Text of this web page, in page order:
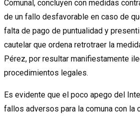
Comunal, concluyen con medidas
de un fallo desfavorable en caso de
falta de pago de puntualidad y
cautelar que ordena retrotraer la
Pérez, por resultar manifiestamente
procedimientos legales.
Es evidente que el poco apego del
fallos adversos para la comuna con